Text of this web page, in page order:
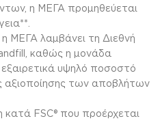
η ΜΕΓΑ προμηθεύεται
ΜΕΓΑ λαμβάνει τη Διεθνή
καθώς η μονάδα
υψηλό ποσοστό
αξιοποίησης των αποβλήτων
FSC® που προέρχεται